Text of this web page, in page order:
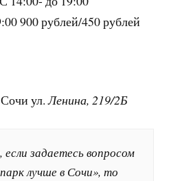
900 рублей/450 рублей
Сочи ул.Ленина, 219/2Б
если задаетесь вопросом
лучше в Сочи», то